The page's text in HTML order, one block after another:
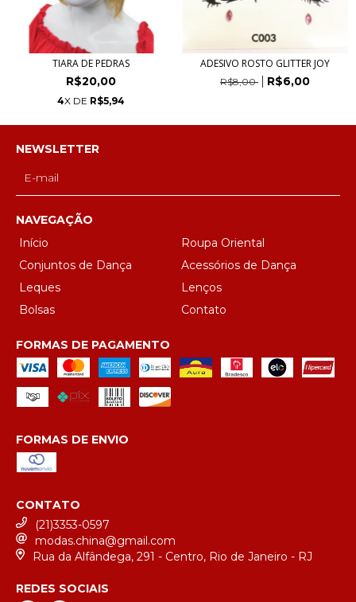
TIARA DE PEDRAS
R$20,00
4X DE R$5,94
ADESIVO ROSTO GLITTER JOY
R$8,00 R$6,00
NEWSLETTER
NAVEGAÇÃO
Início
Roupa Oriental
Conjuntos de Dança
Acessórios de Dança
Leques
Lenços
Bolsas
Contato
FORMAS DE PAGAMENTO
FORMAS DE ENVIO
CONTATO
(21)3353-0597
modas.china@gmail.com
Rua da Alfândega, 291 - Centro, Rio de Janeiro - RJ
REDES SOCIAIS